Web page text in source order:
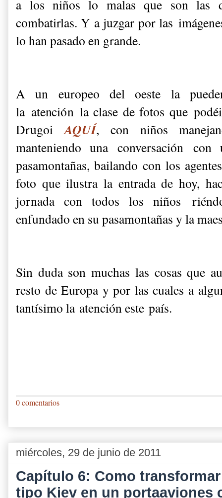
a los niños lo malas que son las
combatirlas. Y a juzgar por las
lo han pasado en grande.
A un europeo del oeste la
la atención la clase de fotos que
DrugoiAQUÍ, con niños
manteniendo una conversación con
pasamontañas, bailando con los
foto que ilustra la entrada de hoy,
jornada con todos los niños
enfundado en su pasamontañas y la
Sin duda son muchas las cosas que
resto de Europa y por las cuales a
tantísimo la atención este país.
0 comentarios
miércoles, 29 de junio de 2011
Capítulo 6: Como
tipo Kiev en un portaaviones